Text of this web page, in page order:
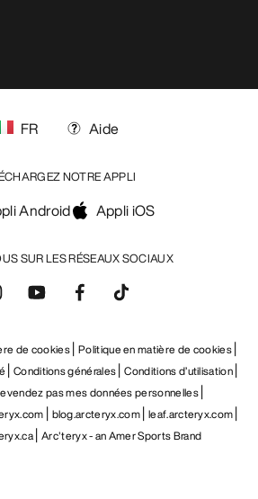
SUR LES RÉSEAUX SOCIAUX
FR Aide
NOTRE APPLI
Android Appli iOS
de cookies Politique en matière de cookies
Conditions générales Conditions d’utilisation
pas mes données personnelles
blog.arcteryx.com leaf.arcteryx.com
Arc'teryx - an Amer Sports Brand